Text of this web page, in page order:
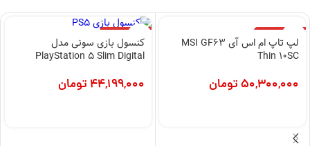
لپ تاپ ام اس آی MSI GF63
Thin 10SC
50,300,000تومان
کنسول بازی سونی مدل
PlayStation 5 Slim Digital
اروپا
44,199,000 تومان